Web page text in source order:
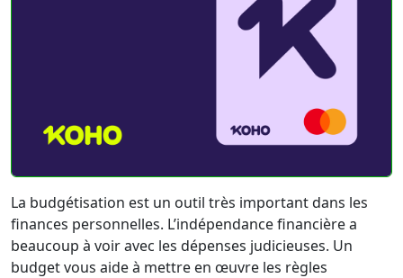
La budgétisation est un outil très important dans les
finances personnelles. L’indépendance financière a
beaucoup à voir avec les dépenses judicieuses. Un
budget vous aide à mettre en œuvre les règles